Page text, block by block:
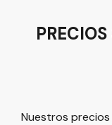
Términos y
Nuestros